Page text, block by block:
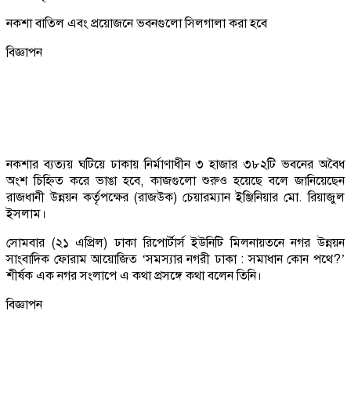
নকশা বাতিল এবং প্রয়োজনে ভবনগুলো সিলগালা করা হবে
বিজ্ঞাপন
নকশার ব্যত্যয় ঘটিয়ে ঢাকায় নির্মাণাধীন ৩ হাজার ৩৮২টি ভবনের অবৈধ
অংশ চিহ্নিত করে ভাঙা হবে, কাজগুলো শুরুও হয়েছে বলে জানিয়েছেন
রাজধানী উন্নয়ন কর্তৃপক্ষের (রাজউক) চেয়ারম্যান ইঞ্জিনিয়ার মো. রিয়াজুল
ইসলাম।
সোমবার (২১ এপ্রিল) ঢাকা রিপোর্টার্স ইউনিটি মিলনায়তনে নগর উন্নয়ন
সাংবাদিক ফোরাম আয়োজিত ‘সমস্যার নগরী ঢাকা : সমাধান কোন পথে?’
শীর্ষক এক নগর সংলাপে এ কথা প্রসঙ্গে কথা বলেন তিনি।
বিজ্ঞাপন